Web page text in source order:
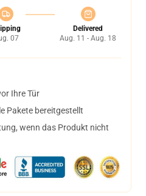
07
Delivered
Aug. 11 - Aug. 18
Ihre Tür
Pakete bereitgestellt
wenn das Produkt nicht